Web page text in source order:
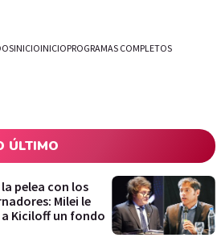
INICIOINICIOPROGRAMAS COMPLETOS
ÚLTIMO
pelea con los
Milei le
Kiciloff un fondo